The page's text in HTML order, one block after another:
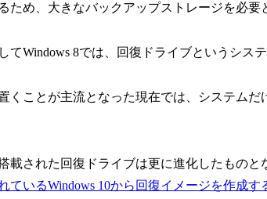
ため、大きなバックアップストレージを必要
てWindows 8では、回復ドライブというシス
くことが主流となった現在では、システム
載された回復ドライブは更に進化したもの
ているWindows 10から回復イメージを作成す